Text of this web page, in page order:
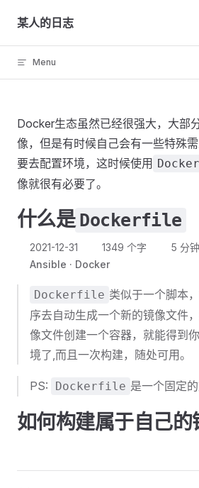
Skip to content
某人的日志
Menu
Docker生态虽然已经很强大，大部
像，但是有时候自己会有一些特殊
要去配置环境，这时候使用
像就很有必要了。
什么是 Dockerfile
2021-12-31 1349 个字
5 分钟
Ansible
Docker
Dockerfile 类似于一个脚本
序去自动生成一个新的镜像文件
像文件创建一个容器，就能得到
境了,而且一次构建，随处可用。
PS: Dockerfile 是一个固定
如何构建属于自己的